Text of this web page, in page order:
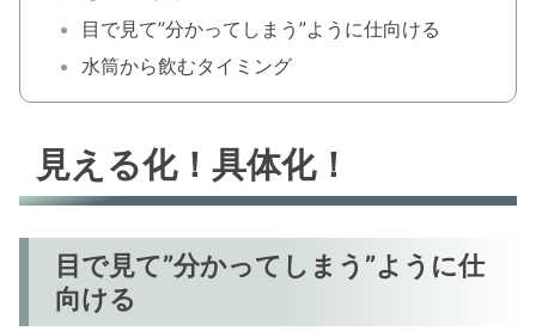
目で見て”分かってしまう”ように仕向ける
水筒から飲むタイミング
見える化！具体化！
目で見て”分かってしまう”ように仕
向ける